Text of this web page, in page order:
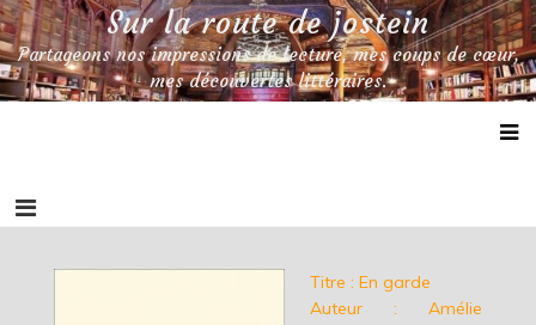
Skip
to
content
Sur la route de jostein
Partageons nos impressions de lecture, mes coups de cœur,
mes découvertes littéraires.
Titre : En garde
Auteur : Amélie